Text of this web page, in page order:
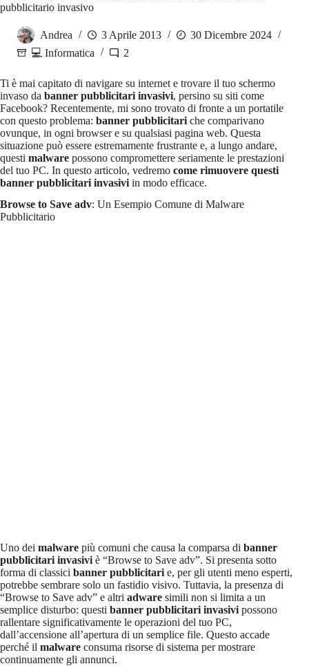
pubblicitario invasivo
Andrea 3 Aprile 2013
30 Dicembre 2024
💻 Informatica
2
Ti è mai capitato di navigare su internet e trovare il tuo schermo
invaso da banner pubblicitari invasivi, persino su siti come
Facebook? Recentemente, mi sono trovato di fronte a un portatile
con questo problema: banner pubblicitari che comparivano
ovunque, in ogni browser e su qualsiasi pagina web. Questa
situazione può essere estremamente frustrante e, a lungo andare,
questi malware possono compromettere seriamente le prestazioni
del tuo PC. In questo articolo, vedremo come rimuovere questi
banner pubblicitari invasivi in modo efficace.
Browse to Save adv: Un Esempio Comune di Malware
Pubblicitario
Uno dei malware più comuni che causa la comparsa di banner
pubblicitari invasivi è “Browse to Save adv”. Si presenta sotto
forma di classici banner pubblicitari e, per gli utenti meno esperti,
potrebbe sembrare solo un fastidio visivo. Tuttavia, la presenza di
“Browse to Save adv” e altri adware simili non si limita a un
semplice disturbo: questi banner pubblicitari invasivi possono
rallentare significativamente le operazioni del tuo PC,
dall’accensione all’apertura di un semplice file. Questo accade
perché il malware consuma risorse di sistema per mostrare
continuamente gli annunci.